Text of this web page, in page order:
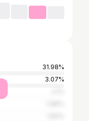
31.98%
3.07%